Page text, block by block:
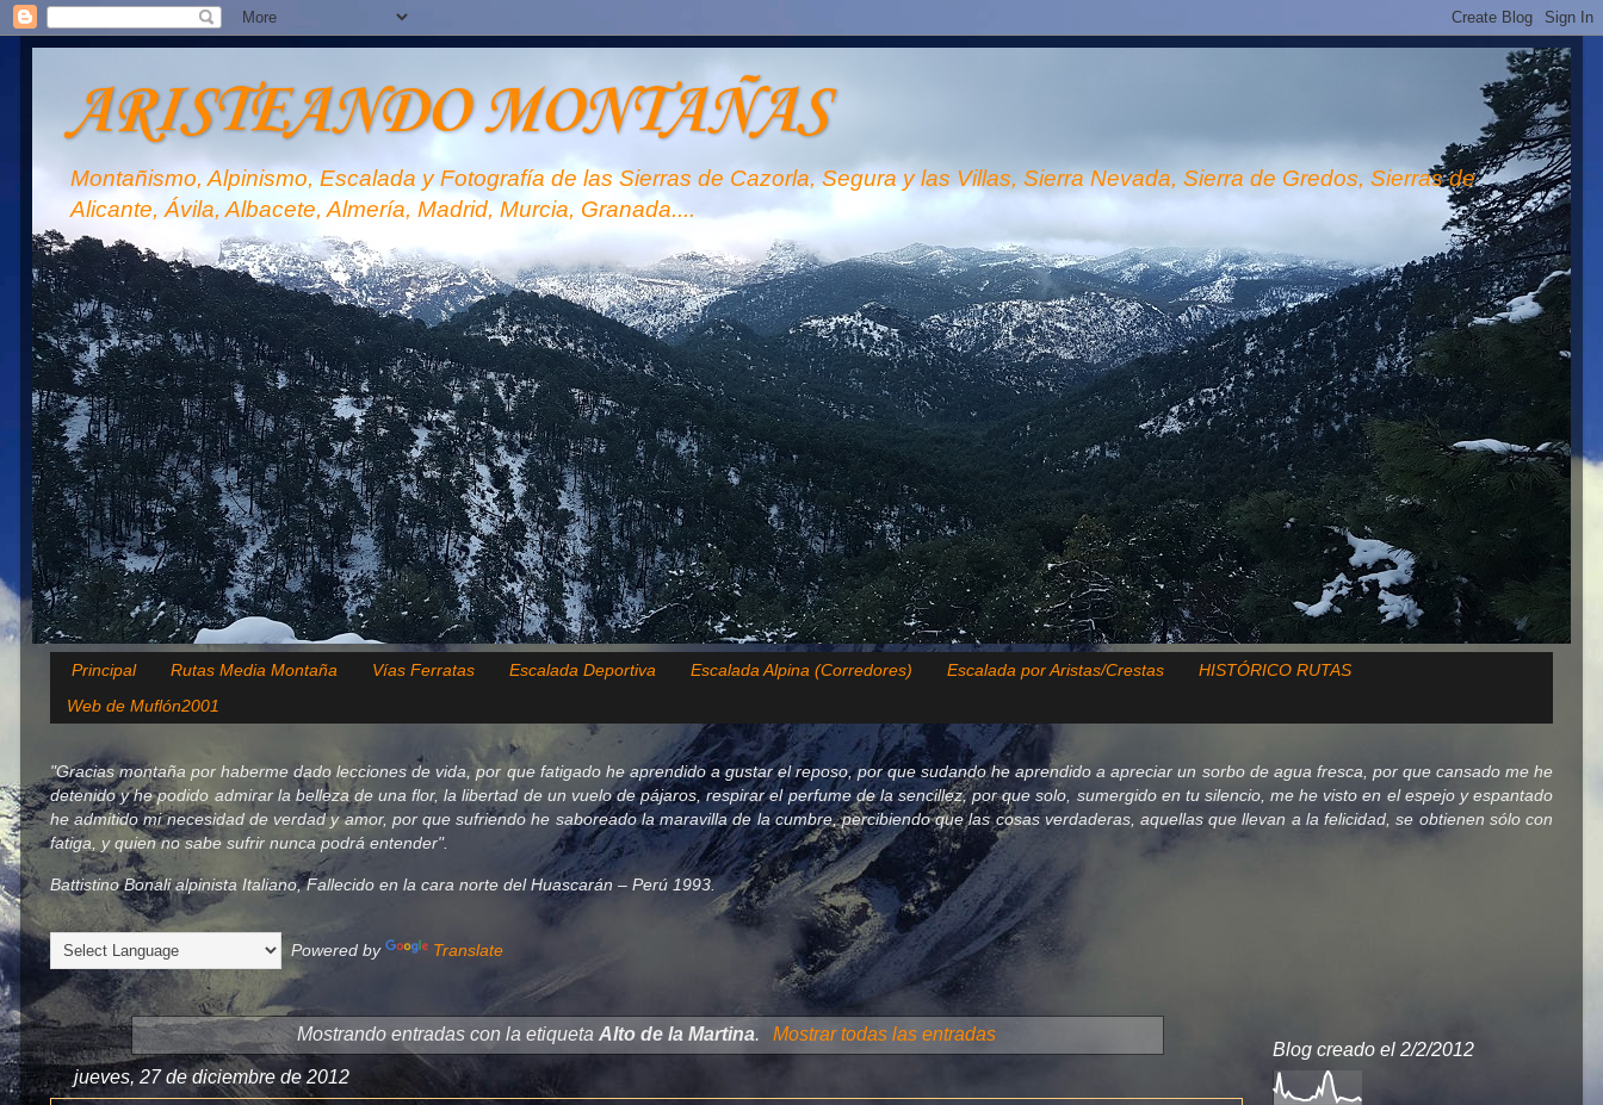
ARISTEANDO MONTAÑAS
Montañismo, Alpinismo, Escalada y Fotografía de las Sierras de Cazorla, Segura y las Villas, Sierra Nevada, Sierra de Gredos, Sierras de
Alicante, Ávila, Albacete, Almería, Madrid, Murcia, Granada....
Principal Rutas Media Montaña Vías Ferratas Escalada Deportiva Escalada Alpina (Corredores) Escalada por Aristas/Crestas
HISTÓRICO RUTAS
Web de Muflón2001
"Gracias montaña por haberme dado lecciones de vida, por que fatigado he aprendido a gustar el reposo, por que sudando he aprendido a apreciar un sorbo de agua fresca, por que cansado me he
detenido y he podido admirar la belleza de una flor, la libertad de un vuelo de pájaros, respirar el perfume de la sencillez, por que solo, sumergido en tu silencio, me he visto en el espejo y espantado
he admitido mi necesidad de verdad y amor, por que sufriendo he saboreado la maravilla de la cumbre, percibiendo que las cosas verdaderas, aquellas que llevan a la felicidad, se obtienen sólo con
fatiga, y quien no sabe sufrir nunca podrá entender".
Battistino Bonali alpinista Italiano, Fallecido en la cara norte del Huascarán – Perú 1993.
Powered by Translate
Mostrando entradas con la etiquetaAlto de la Martina. Mostrar todas las entradas
jueves, 27 de diciembre de 2012
Blog creado el 2/2/2012